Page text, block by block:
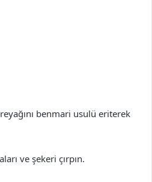
benmari usulü eriterek
ve şekeri çırpın.